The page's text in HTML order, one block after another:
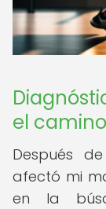
el
Después
afectó mi
en la